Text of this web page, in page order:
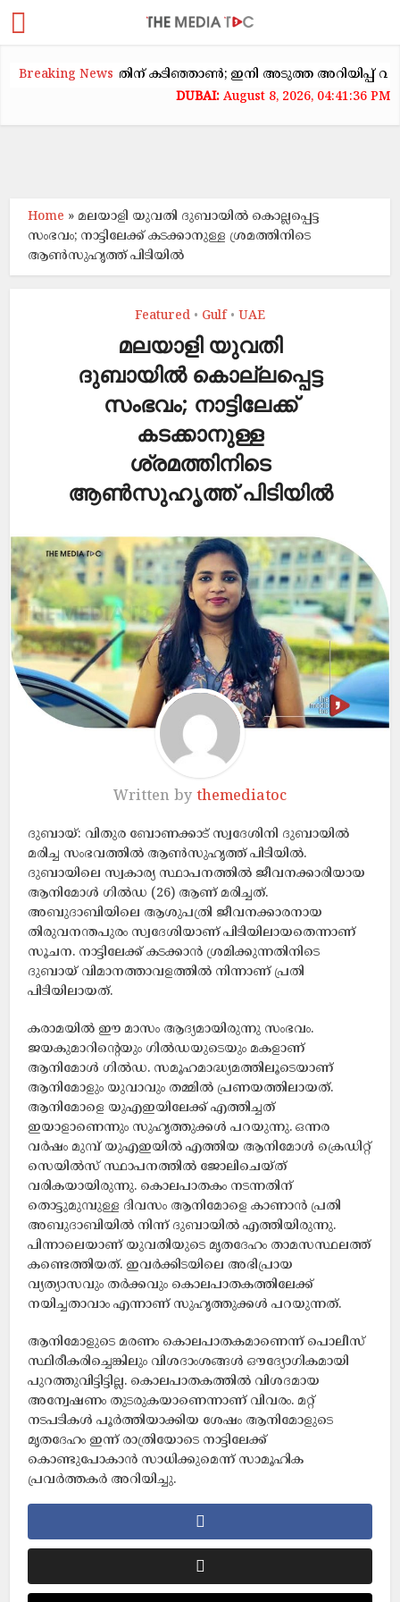
Breaking News കടിഞ്ഞാൺ; ഇനി അടുത്ത അറിയിപ്പ് വരെ
August 8, 2026, 04:41:37 PM
Home » മലയാളി യുവതി ദുബായിൽ കൊല്ലപ്പെട്ട
സംഭവം; നാട്ടിലേക്ക് കടക്കാനുള്ള ശ്രമത്തിനിടെ
ആൺസുഹൃത്ത് പിടിയിൽ
Featured • Gulf • UAE
മലയാളി യുവതി
ദുബായിൽ കൊല്ലപ്പെട്ട
സംഭവം; നാട്ടിലേക്ക്
കടക്കാനുള്ള
ശ്രമത്തിനിടെ
ആൺസുഹൃത്ത് പിടിയിൽ
Written by themediatoc
ദുബായ്: വിതുര ബോണക്കാട് സ്വദേശിനി ദുബായിൽ
മരിച്ച സംഭവത്തിൽ ആൺസുഹൃത്ത് പിടിയിൽ.
ദുബായിലെ സ്വകാര്യ സ്ഥാപനത്തിൽ ജീവനക്കാരിയായ
ആനിമോൾ ഗിൽഡ (26) ആണ് മരിച്ചത്.
അബുദാബിയിലെ ആശുപത്രി ജീവനക്കാരനായ
തിരുവനന്തപുരം സ്വദേശിയാണ് പിടിയിലായതെന്നാണ്
സൂചന. നാട്ടിലേക്ക് കടക്കാൻ ശ്രമിക്കുന്നതിനിടെ
ദുബായ് വിമാനത്താവളത്തിൽ നിന്നാണ് പ്രതി
പിടിയിലായത്.
കരാമയിൽ ഈ മാസം ആദ്യമായിരുന്നു സംഭവം.
ജയകുമാറിന്റെയും ഗിൽഡയുടെയും മകളാണ്
ആനിമോൾ ഗിൽഡ. സമൂഹമാദ്ധ്യമത്തിലൂടെയാണ്
ആനിമോളും യുവാവും തമ്മിൽ പ്രണയത്തിലായത്.
ആനിമോളെ യുഎഇയിലേക്ക് എത്തിച്ചത്
ഇയാളാണെന്നും സുഹൃത്തുക്കൾ പറയുന്നു. ഒന്നര
വർഷം മുമ്പ് യുഎഇയിൽ എത്തിയ ആനിമോൾ ക്രെഡിറ്റ്
സെയിൽസ് സ്ഥാപനത്തിൽ ജോലിചെയ്‌ത്
വരികയായിരുന്നു. കൊലപാതകം നടന്നതിന്
തൊട്ടുമുമ്പുള്ള ദിവസം ആനിമോളെ കാണാൻ പ്രതി
അബുദാബിയിൽ നിന്ന് ദുബായിൽ എത്തിയിരുന്നു.
പിന്നാലെയാണ് യുവതിയുടെ മൃതദേഹം താമസസ്ഥലത്ത്
കണ്ടെത്തിയത്. ഇവർക്കിടയിലെ അഭിപ്രായ
വ്യത്യാസവും തർക്കവും കൊലപാതകത്തിലേക്ക്
നയിച്ചതാവാം എന്നാണ് സുഹൃത്തുക്കൾ പറയുന്നത്.
ആനിമോളുടെ മരണം കൊലപാതകമാണെന്ന് പൊലീസ്
സ്ഥിരീകരിച്ചെങ്കിലും വിശദാംശങ്ങൾ ഔദ്യോഗികമായി
പുറത്തുവിട്ടിട്ടില്ല. കൊലപാതകത്തിൽ വിശദമായ
അന്വേഷണം തുടരുകയാണെന്നാണ് വിവരം. മറ്റ്
നടപടികൾ പൂർത്തിയാക്കിയ ശേഷം ആനിമോളുടെ
മൃതദേഹം ഇന്ന് രാത്രിയോടെ നാട്ടിലേക്ക്
കൊണ്ടുപോകാൻ സാധിക്കുമെന്ന് സാമൂഹിക
പ്രവർത്തകർ അറിയിച്ചു.